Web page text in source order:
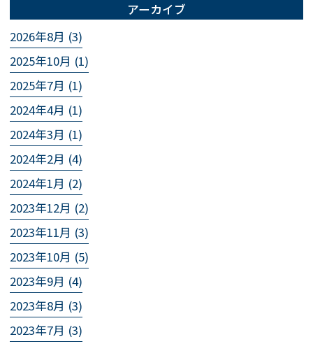
アーカイブ
2026年8月 (3)
2025年10月 (1)
2025年7月 (1)
2024年4月 (1)
2024年3月 (1)
2024年2月 (4)
2024年1月 (2)
2023年12月 (2)
2023年11月 (3)
2023年10月 (5)
2023年9月 (4)
2023年8月 (3)
2023年7月 (3)